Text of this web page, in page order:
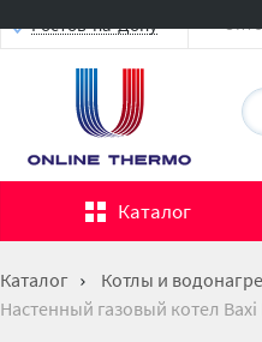
Ростов-на-Дону
Каталог
Каталог Котлы и
Настенный газовый котел